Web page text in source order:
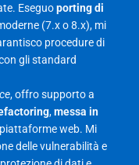
27
17
Eseguoporting di
(7.x o 8.x), mi
procedure di
gli standard
, offro supporto a
,messa in
web. Mi
delle vulnerabilità e